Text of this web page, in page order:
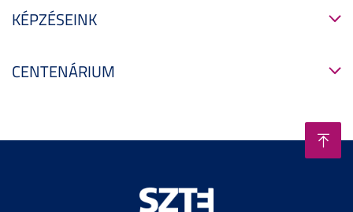
KÉPZÉSEINK
CENTENÁRIUM